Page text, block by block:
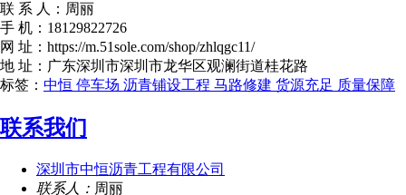
联 系 人：周丽
手 机：18129822726
网 址：https://m.51sole.com/shop/zhlqgc11/
地 址：广东深圳市深圳市龙华区观澜街道桂花路
标签： 中恒 停车场 沥青铺设工程 马路修建 货源充足 质量保障
联系我们
深圳市中恒沥青工程有限公司
联系人： 周丽